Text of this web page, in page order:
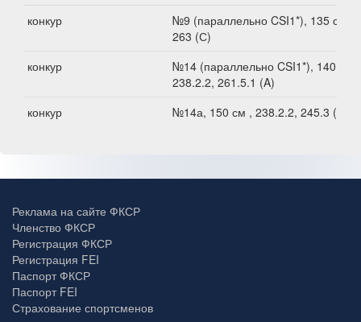
конкур
№9 (параллельно CSI1*), 135 см ,
263 (С)
конкур
№14 (параллельно CSI1*), 140 см ,
238.2.2, 261.5.1 (A)
конкур
№14а, 150 см , 238.2.2, 245.3 (А)
Реклама на сайте ФКСР
Членство ФКСР
Регистрация ФКСР
Регистрация FEI
Паспорт ФКСР
Паспорт FEI
Страхование спортсменов